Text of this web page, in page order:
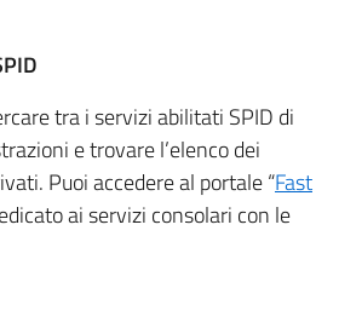
tra i servizi abilitati SPID di
e trovare l’elenco dei
Puoi accedere al portale “Fast
ai servizi consolari con le